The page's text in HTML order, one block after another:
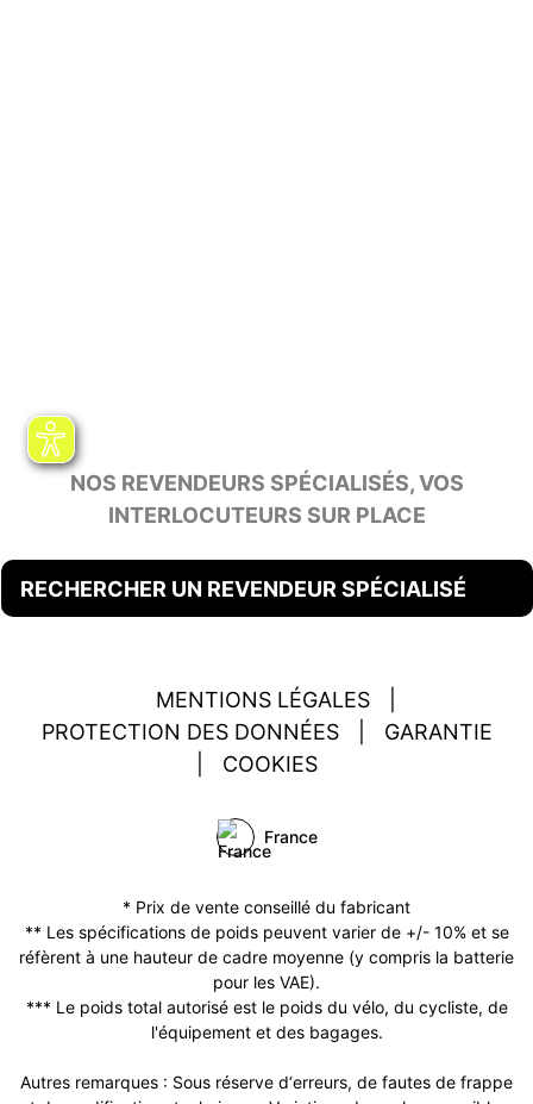
NOS REVENDEURS SPÉCIALISÉS, VOS
INTERLOCUTEURS SUR PLACE
RECHERCHER UN REVENDEUR SPÉCIALISÉ
MENTIONS LÉGALES
PROTECTION DES DONNÉES
GARANTIE
COOKIES
France
* Prix de vente conseillé du fabricant
** Les spécifications de poids peuvent varier de +/- 10% et se
réfèrent à une hauteur de cadre moyenne (y compris la batterie
pour les VAE).
*** Le poids total autorisé est le poids du vélo, du cycliste, de
l'équipement et des bagages.
Autres remarques : Sous réserve d‘erreurs, de fautes de frappe